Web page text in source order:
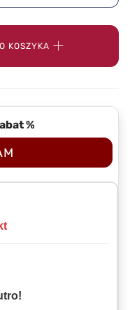
KOSZYKA
%